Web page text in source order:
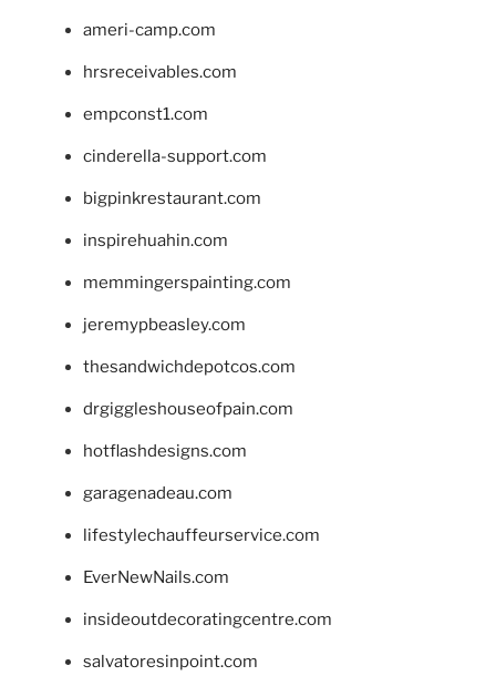
ameri-camp.com
hrsreceivables.com
empconst1.com
cinderella-support.com
bigpinkrestaurant.com
inspirehuahin.com
memmingerspainting.com
jeremypbeasley.com
thesandwichdepotcos.com
drgiggleshouseofpain.com
hotflashdesigns.com
garagenadeau.com
lifestylechauffeurservice.com
EverNewNails.com
insideoutdecoratingcentre.com
salvatoresinpoint.com